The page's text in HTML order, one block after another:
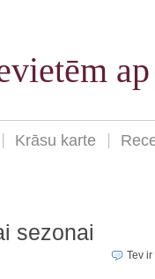
Krāsu karte
sezonai
Tev ir